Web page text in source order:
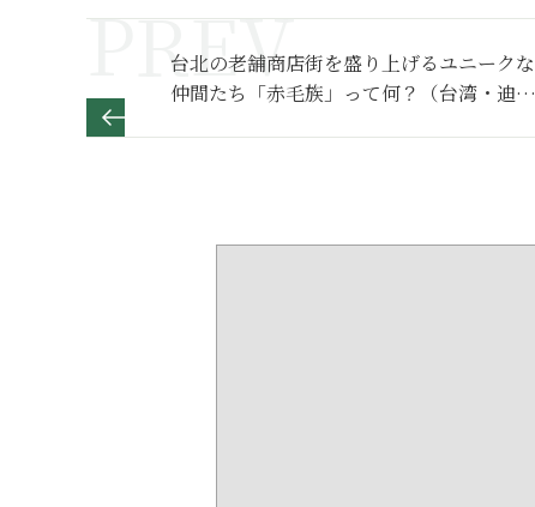
台北の老舗商店街を盛り上げるユニークな
仲間たち「赤毛族」って何？（台湾・迪化